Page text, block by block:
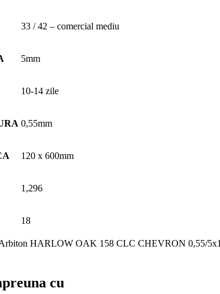
33 / 42 – comercial mediu
5mm
10-14 zile
0,55mm
120 x 600mm
1,296
18
Arbiton HARLOW OAK 158 CLC CHEVRON 0,55/
cu